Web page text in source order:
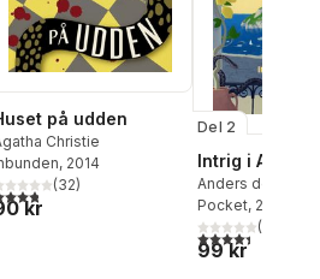
på udden
Christie
, 2014
utav 5 stjärnor. Totalt antal röster:
(32)
kr
Del 2
Intrig i Amalfi
Anders de la
de la Motte
Pocket, 2026
4,4utav 5(
99 kr